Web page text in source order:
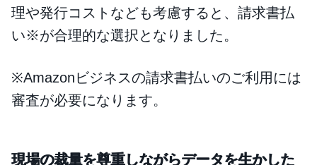
理や発行コストなども考慮すると、請求書払
い※が合理的な選択となりました。
※Amazonビジネスの請求書払いのご利用には
審査が必要になります。
現場の裁量を尊重しながらデータを生かした